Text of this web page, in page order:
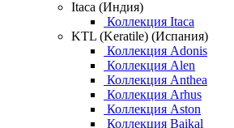
Itaca (Индия)
Коллекция Itaca
KTL (Keratile) (Испания)
Коллекция Adonis
Коллекция Alen
Коллекция Anthea
Коллекция Arhus
Коллекция Aston
Коллекция Baikal